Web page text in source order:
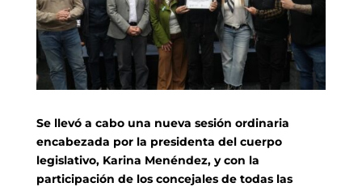
Se llevó a cabo una nueva sesión ordinaria
encabezada por la presidenta del cuerpo
legislativo, Karina Menéndez, y con la
participación de los concejales de todas las